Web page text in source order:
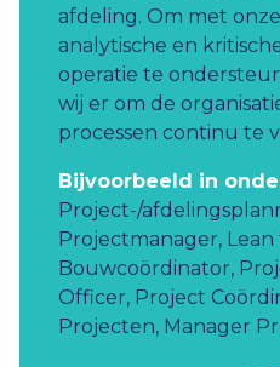
afdeling. Om met
analytische en
operatie te
wij er om de
processen continu te
Bijvoorbeeld in
Project-/
Projectmanager,
Bouwcoördinator,
Officer, Project
Projecten, Manager